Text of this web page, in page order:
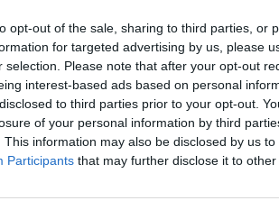
opt-out of the sale, sharing to third parties, or
for targeted advertising by us, please
selection. Please note that after your opt-out
interest-based ads based on personal
to third parties prior to your opt-out.
of your personal information by third
This information may also be disclosed by us
Participants that may further disclose it to other
soccorrerlo. Mentre gli è accanto,
C. si accorge che il cellulare del
Il dipendente Atac risponde
dall'altro capo la voce
che chiede di assistere il
Nel frattempo l'autista chiama il
il ragazzo al S.
NUOVA FIERA DI ROMA